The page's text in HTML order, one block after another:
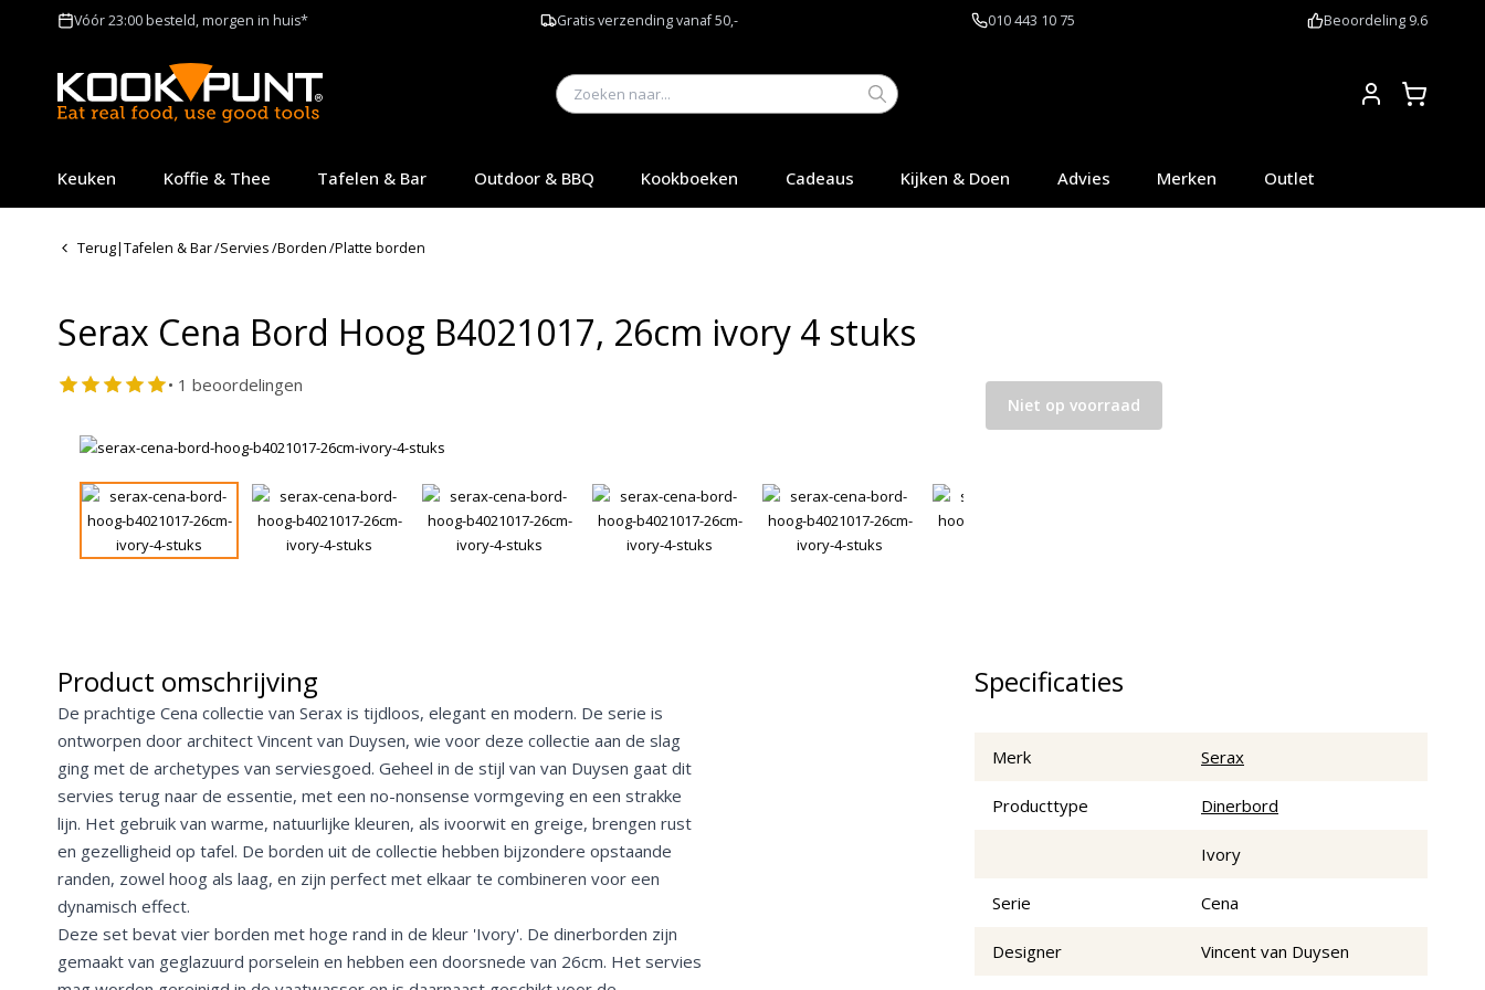
Vóór 23:00 besteld, morgen in huis* Gratis verzending vanaf 50,- 010 443 10 75 Beoordeling 9.6
Keuken Koffie & Thee Tafelen & Bar Outdoor & BBQ Kookboeken Cadeaus Kijken & Doen Advies Merken Outlet
Terug|Tafelen & Bar/Servies/Borden/Platte borden
Serax Cena Bord Hoog B4021017, 26cm ivory 4 stuks
• 1 beoordelingen
Niet op voorraad
Product omschrijving
De prachtige Cena collectie van Serax is tijdloos, elegant en modern. De serie is
ontworpen door architect Vincent van Duysen, wie voor deze collectie aan de slag
ging met de archetypes van serviesgoed. Geheel in de stijl van van Duysen gaat dit
servies terug naar de essentie, met een no-nonsense vormgeving en een strakke
lijn. Het gebruik van warme, natuurlijke kleuren, als ivoorwit en greige, brengen rust
en gezelligheid op tafel. De borden uit de collectie hebben bijzondere opstaande
randen, zowel hoog als laag, en zijn perfect met elkaar te combineren voor een
dynamisch effect.
Deze set bevat vier borden met hoge rand in de kleur 'Ivory'. De dinerborden zijn
gemaakt van geglazuurd porselein en hebben een doorsnede van 26cm. Het servies
Specificaties
Merk Serax
Producttype Dinerbord
Ivory
Serie Cena
Designer Vincent van Duysen